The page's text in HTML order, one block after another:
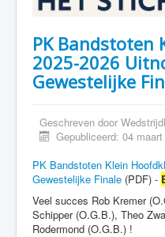
PK Bandstoten
2025-2026
Gewestelijke
Geschreven door
Gepubliceerd: 04
PK Bandstoten Klein
Gewestelijke Finale (PDF) -
Veel succes Rob Kremer
Schipper (O.G.B.), Theo
Rodermond (O.G.B.) !